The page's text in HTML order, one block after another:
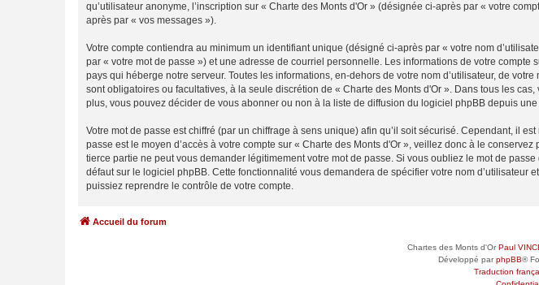
qu’utilisateur anonyme, l’inscription sur « Charte des Monts d'Or » (désignée ci-après par « votre
après par « vos messages »).
Votre compte contiendra au minimum un identifiant unique (désigné ci-après par « votre nom
par « votre mot de passe ») et une adresse de courriel personnelle. Les informations de votre
pays qui héberge notre serveur. Toutes les informations, en-dehors de votre nom d’utilisateur, de
sont obligatoires ou facultatives, à la seule discrétion de « Charte des Monts d'Or ». Dans tous les
plus, vous pouvez décider de vous abonner ou non à la liste de diffusion du logiciel phpBB depuis
Votre mot de passe est chiffré (par un chiffrage à sens unique) afin qu’il soit sécurisé. Cependant, il
passe est le moyen d’accès à votre compte sur « Charte des Monts d'Or », veillez donc à le
tierce partie ne peut vous demander légitimement votre mot de passe. Si vous oubliez le mot de
défaut sur le logiciel phpBB. Cette fonctionnalité vous demandera de spécifier votre nom
puissiez reprendre le contrôle de votre compte.
Accueil du forum
Chartes des Monts d'OrPaul
Développé parphpBB®
Traduction